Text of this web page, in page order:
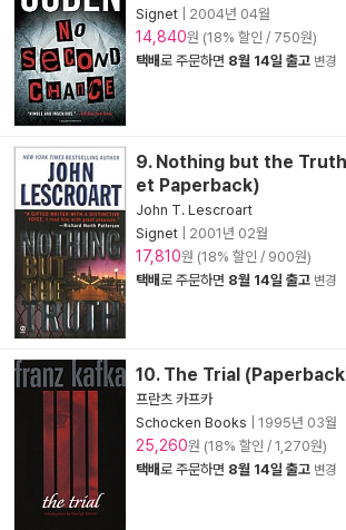
Signet
2004년 04월
14,840원 (18% 할인 / 750원)
택배로 주문하면 8월 14일 출고 변경
9. Nothing but the
et Paperback)
John T. Lescroart
Signet
2001년 02월
17,810원 (18% 할인 / 900원)
택배로 주문하면 8월 14일 출고 변경
10. The Trial
프란츠 카프카
Schocken Books
1995년 03월
25,260원 (18% 할인 / 1,270원)
택배로 주문하면 8월 14일 출고 변경